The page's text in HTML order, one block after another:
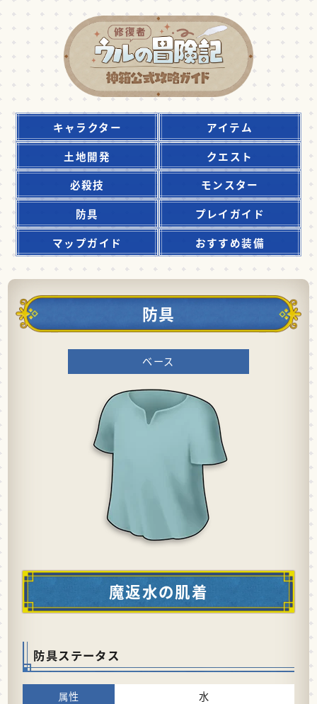
キャラクター
アイテム
土地開発
クエスト
必殺技
モンスター
防具
プレイガイド
マップガイド
おすすめ装備
防具
ベース
魔返水の肌着
防具ステータス
水